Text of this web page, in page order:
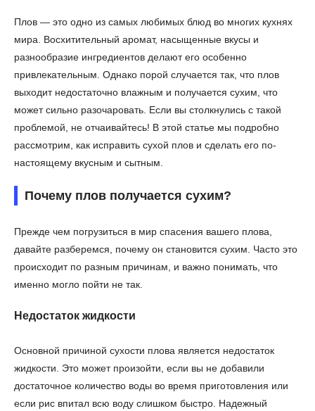
Плов — это одно из самых любимых блюд во многих кухнях
мира. Восхитительный аромат, насыщенные вкусы и
разнообразие ингредиентов делают его особенно
привлекательным. Однако порой случается так, что плов
выходит недостаточно влажным и получается сухим, что
может сильно разочаровать. Если вы столкнулись с такой
проблемой, не отчаивайтесь! В этой статье мы подробно
рассмотрим, как исправить сухой плов и сделать его по-
настоящему вкусным и сытным.
Почему плов получается сухим?
Прежде чем погрузиться в мир спасения вашего плова,
давайте разберемся, почему он становится сухим. Часто это
происходит по разным причинам, и важно понимать, что
именно могло пойти не так.
Недостаток жидкости
Основной причиной сухости плова является недостаток
жидкости. Это может произойти, если вы не добавили
достаточное количество воды во время приготовления или
если рис впитал всю воду слишком быстро. Надежный